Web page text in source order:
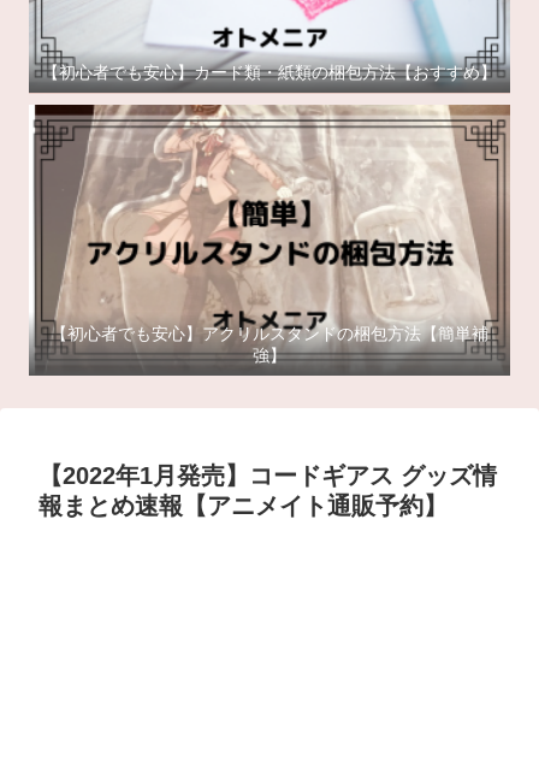
【初心者でも安心】カード類・紙類の梱包方法【おすすめ】
【初心者でも安心】アクリルスタンドの梱包方法【簡単補
強】
【2022年1月発売】コードギアス グッズ情
報まとめ速報【アニメイト通販予約】